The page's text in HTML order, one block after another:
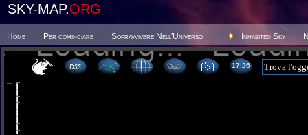
SKY-MAP.ORG
Home Per cominciare Sopravvivere Nell'Universo Inhabited Sky
17 26